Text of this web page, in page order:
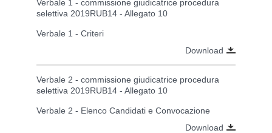
Verbale 1 - commissione giudicatrice procedura
selettiva 2019RUB14 - Allegato 10
Verbale 1 - Criteri
Download
Verbale 2 - commissione giudicatrice procedura
selettiva 2019RUB14 - Allegato 10
Verbale 2 - Elenco Candidati e Convocazione
Download